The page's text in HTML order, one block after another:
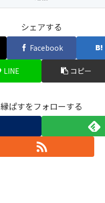
シェアする
Facebook
LINE コピー
縁ぱすをフォローする